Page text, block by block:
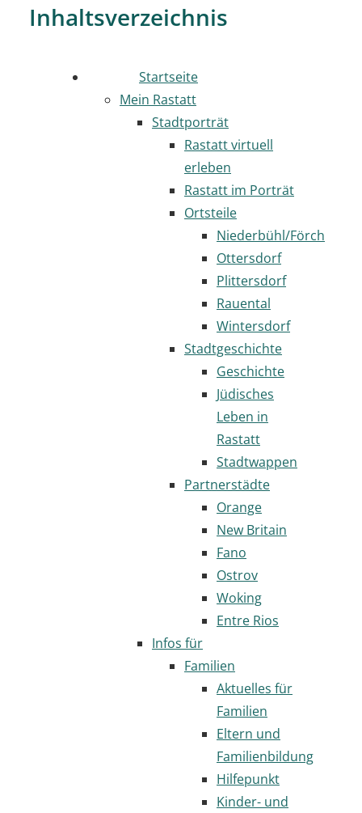
Inhaltsverzeichnis
Startseite
Mein Rastatt
Stadtporträt
Rastatt virtuell
erleben
Rastatt im Porträt
Ortsteile
Niederbühl/Förch
Ottersdorf
Plittersdorf
Rauental
Wintersdorf
Stadtgeschichte
Geschichte
Jüdisches
Leben in
Rastatt
Stadtwappen
Partnerstädte
Orange
New Britain
Fano
Ostrov
Woking
Entre Rios
Infos für
Familien
Aktuelles für
Familien
Eltern und
Familienbildung
Hilfepunkt
Kinder- und